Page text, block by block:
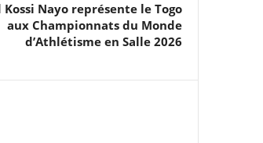
Kossi Nayo représente le Togo
aux Championnats du Monde
d’Athlétisme en Salle 2026